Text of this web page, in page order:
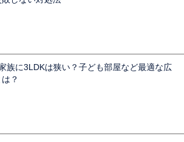
族に3LDKは狭い？子ども部屋など最適な広
？